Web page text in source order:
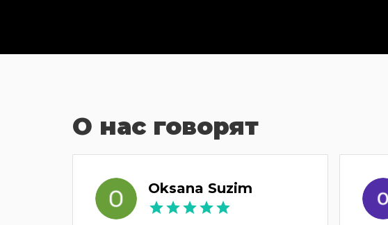
О нас говорят
Oksana Suzim